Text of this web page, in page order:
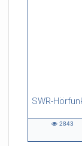
SWR-
25:20 duration
2843